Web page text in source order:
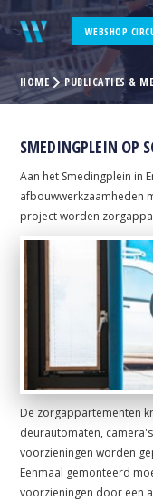
WEBSHOP
HOME PUBLICATIES &
SMEDINGPLEIN OP
Aan het Smedingplein in
afbouwwerkzaamheden
project worden
De zorgappartementen
deurautomaten,
voorzieningen worden
Eenmaal gemonteerd
voorzieningen door een